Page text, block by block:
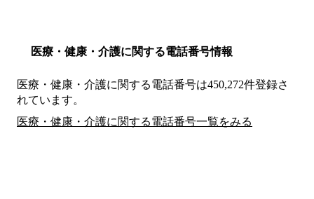
医療・健康・介護に関する電話番号情報
医療・健康・介護に関する電話番号は450,272件登録さ
れています。
医療・健康・介護に関する電話番号一覧をみる